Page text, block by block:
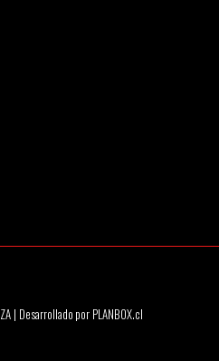
| Desarrollado por PLANBOX.cl